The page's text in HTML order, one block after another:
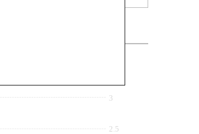
2.5
3